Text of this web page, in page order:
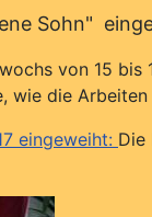
Sohn"
von 15 bis
wie die
eingeweiht: Die